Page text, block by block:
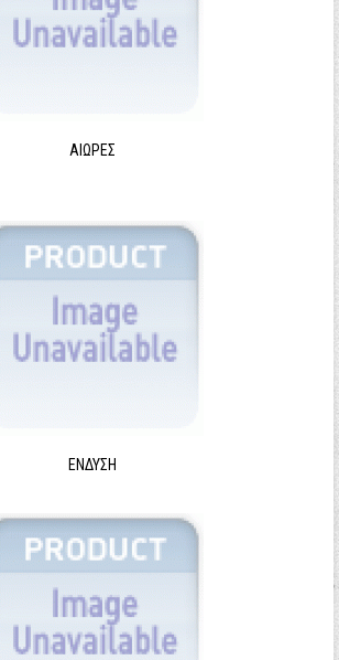
ΑΙΩΡΕΣ
ΈΝΔΥΣΗ